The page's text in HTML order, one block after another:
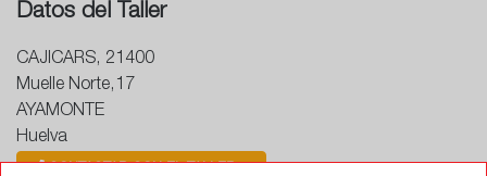
Datos del Taller
CAJICARS, 21400
Muelle Norte,17
AYAMONTE
Huelva